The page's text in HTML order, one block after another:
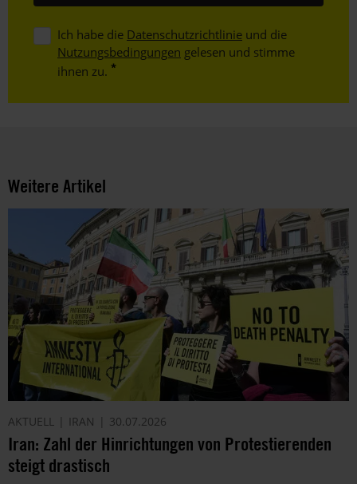
Ich habe die Datenschutzrichtlinie und die
Nutzungsbedingungen gelesen und stimme
ihnen zu.
Weitere Artikel
AKTUELL IRAN 30.07.2026
Iran: Zahl der Hinrichtungen von Protestierenden
steigt drastisch